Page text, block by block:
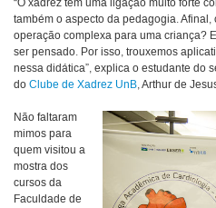
“O xadrez tem uma ligação muito forte
também o aspecto da pedagogia.
operação complexa para uma criança?
ser pensado. Por isso, trouxemos
nessa didática”, explica o estudante do
do Clube de Xadrez UnB, Arthur de
Não faltaram
mimos para
quem visitou a
mostra dos
cursos da
Faculdade de